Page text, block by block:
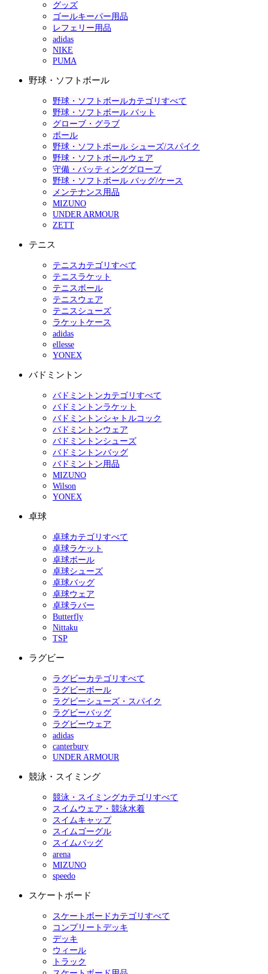
グッズ
ゴールキーパー用品
レフェリー用品
adidas
NIKE
PUMA
野球・ソフトボール
野球・ソフトボールカテゴリすべて
野球・ソフトボール バット
グローブ・グラブ
ボール
野球・ソフトボール シューズ/スパイク
野球・ソフトボールウェア
守備・バッティンググローブ
野球・ソフトボール バッグ/ケース
メンテナンス用品
MIZUNO
UNDER ARMOUR
ZETT
テニス
テニスカテゴリすべて
テニスラケット
テニスボール
テニスウェア
テニスシューズ
ラケットケース
adidas
ellesse
YONEX
バドミントン
バドミントンカテゴリすべて
バドミントンラケット
バドミントンシャトルコック
バドミントンウェア
バドミントンシューズ
バドミントンバッグ
バドミントン用品
MIZUNO
Wilson
YONEX
卓球
卓球カテゴリすべて
卓球ラケット
卓球ボール
卓球シューズ
卓球バッグ
卓球ウェア
卓球ラバー
Butterfly
Nittaku
TSP
ラグビー
ラグビーカテゴリすべて
ラグビーボール
ラグビーシューズ・スパイク
ラグビーバッグ
ラグビーウェア
adidas
canterbury
UNDER ARMOUR
競泳・スイミング
競泳・スイミングカテゴリすべて
スイムウェア・競泳水着
スイムキャップ
スイムゴーグル
スイムバッグ
arena
MIZUNO
speedo
スケートボード
スケートボードカテゴリすべて
コンプリートデッキ
デッキ
ウィール
トラック